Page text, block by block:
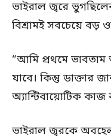
ভাইরাল জ্বরে
বিশ্রামই সবচেয়ে বড়
“আমি প্রথমে ভাবতাম
যাবে। কিন্তু ডাক্তার
অ্যান্টিবায়োটিক কাজ
ভাইরাল জ্বরকে